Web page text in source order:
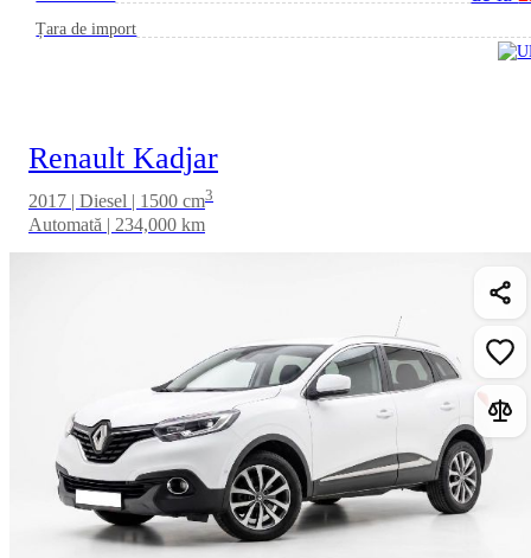
Țara de import
Renault Kadjar
2017 | Diesel | 1500 cm3
Automată | 234,000 km